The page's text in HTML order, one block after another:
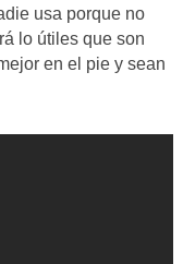
usa porque no
lo útiles que son
en el pie y sean